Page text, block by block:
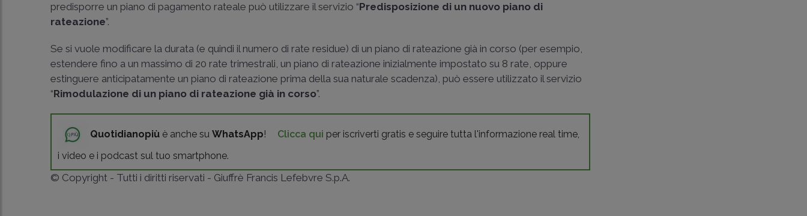
predisporre un piano di pagamento rateale può utilizzare il servizio “Predisposizione di un nuovo piano di
rateazione”.
Se si vuole modificare la durata (e quindi il numero di rate residue) di un piano di rateazione già in corso (per esempio,
estendere fino a un massimo di 20 rate trimestrali, un piano di rateazione inizialmente impostato su 8 rate, oppure
estinguere anticipatamente un piano di rateazione prima della sua naturale scadenza), può essere utilizzato il servizio
“Rimodulazione di un piano di rateazione già in corso”.
Quotidianopiù è anche suWhatsApp! Clicca qui per iscriverti gratis e seguire tutta l'informazione real time,
i video e i podcast sul tuo smartphone.
© Copyright - Tutti i diritti riservati - Giuffrè Francis Lefebvre S.p.A.